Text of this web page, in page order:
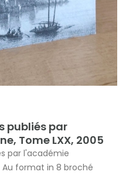
publiés par
Tome LXX, 2005
par l'académie
Au format in 8 broché